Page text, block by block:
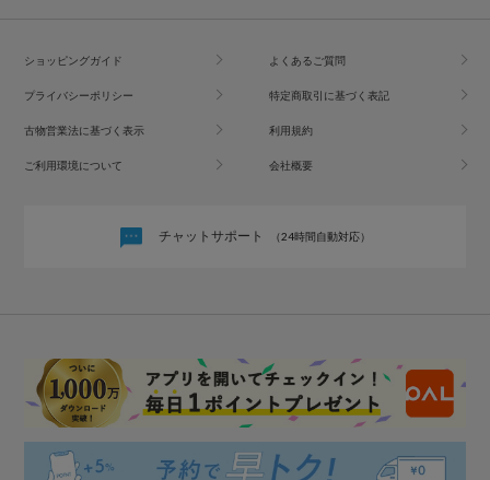
ショッピングガイド よくあるご質問
プライバシーポリシー 特定商取引に基づく表記
古物営業法に基づく表示 利用規約
ご利用環境について 会社概要
チャットサポート （24時間自動対応）